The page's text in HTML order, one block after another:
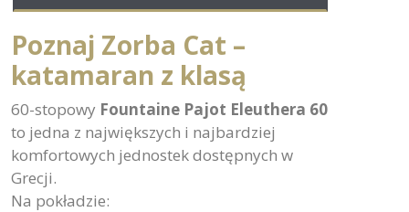
Poznaj Zorba Cat –
katamaran z klasą
60-stopowy Fountaine Pajot Eleuthera 60
to jedna z największych i najbardziej
komfortowych jednostek dostępnych w
Grecji.
Na pokładzie: